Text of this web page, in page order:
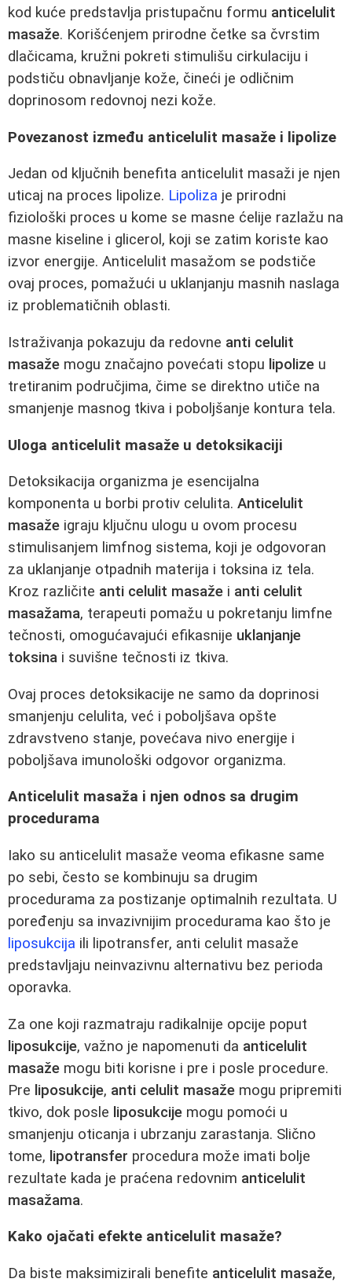
kod kuće predstavlja pristupačnu formu anticelulit
masaže. Korišćenjem prirodne četke sa čvrstim
dlačicama, kružni pokreti stimulišu cirkulaciju i
podstiču obnavljanje kože, čineći je odličnim
doprinosom redovnoj nezi kože.
Povezanost između anticelulit masaže i lipolize
Jedan od ključnih benefita anticelulit masaži je njen
uticaj na proces lipolize. Lipoliza je prirodni
fiziološki proces u kome se masne ćelije razlažu na
masne kiseline i glicerol, koji se zatim koriste kao
izvor energije. Anticelulit masažom se podstiče
ovaj proces, pomažući u uklanjanju masnih naslaga
iz problematičnih oblasti.
Istraživanja pokazuju da redovne anti celulit
masaže mogu značajno povećati stopu lipolize u
tretiranim područjima, čime se direktno utiče na
smanjenje masnog tkiva i poboljšanje kontura tela.
Uloga anticelulit masaže u detoksikaciji
Detoksikacija organizma je esencijalna
komponenta u borbi protiv celulita. Anticelulit
masaže igraju ključnu ulogu u ovom procesu
stimulisanjem limfnog sistema, koji je odgovoran
za uklanjanje otpadnih materija i toksina iz tela.
Kroz različite anti celulit masaže i anti celulit
masažama, terapeuti pomažu u pokretanju limfne
tečnosti, omogućavajući efikasnije uklanjanje
toksina i suvišne tečnosti iz tkiva.
Ovaj proces detoksikacije ne samo da doprinosi
smanjenju celulita, već i poboljšava opšte
zdravstveno stanje, povećava nivo energije i
poboljšava imunološki odgovor organizma.
Anticelulit masaža i njen odnos sa drugim
procedurama
Iako su anticelulit masaže veoma efikasne same
po sebi, često se kombinuju sa drugim
procedurama za postizanje optimalnih rezultata. U
poređenju sa invazivnijim procedurama kao što je
liposukcija ili lipotransfer, anti celulit masaže
predstavljaju neinvazivnu alternativu bez perioda
oporavka.
Za one koji razmatraju radikalnije opcije poput
liposukcije, važno je napomenuti da anticelulit
masaže mogu biti korisne i pre i posle procedure.
Pre liposukcije, anti celulit masaže mogu pripremiti
tkivo, dok posle liposukcije mogu pomoći u
smanjenju oticanja i ubrzanju zarastanja. Slično
tome, lipotransfer procedura može imati bolje
rezultate kada je praćena redovnim anticelulit
masažama.
Kako ojačati efekte anticelulit masaže?
Da biste maksimizirali benefite anticelulit masaže,